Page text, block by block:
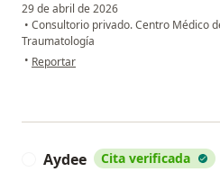
29 de abril de 2026
• Consultorio privado. Centro Médico
Traumatología
• en opinión del usuario Valentina
Reportar
Aydee Cita verificada